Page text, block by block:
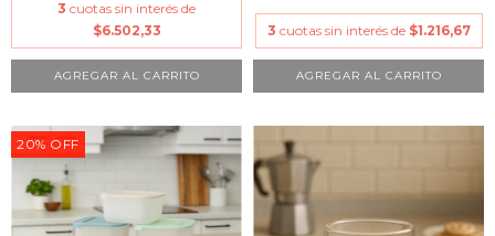
3 cuotas sin interés de
$6.502,33
3 cuotas sin interés de $1.216,67
20% OFF